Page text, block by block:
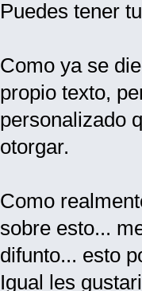
Puedes tener
Como ya se
propio texto,
personalizado
otorgar.
Como
sobre esto...
difunto... esto
Igual les